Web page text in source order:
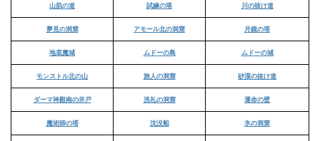
山肌の道 試練の塔 川の抜け道
夢見の洞窟 アモール北の洞窟 月鏡の塔
地底魔城 ムドーの島 ムドーの城
モンストル北の山 旅人の洞窟 砂漠の抜け道
ダーマ神殿南の井戸 洗礼の洞窟 運命の壁
魔術師の塔 沈没船 氷の洞窟